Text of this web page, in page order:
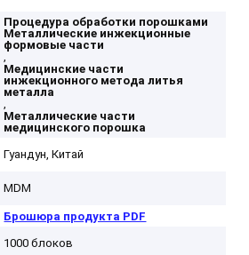
Процедура обработки порошками
Металлические инжекционные
формовые части
,
Медицинские части
инжекционного метода литья
металла
,
Металлические части
медицинского порошка
Гуандун, Китай
MDM
Брошюра продукта PDF
1000 блоков